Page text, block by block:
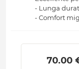
- Lunga
- Comfort
70.00